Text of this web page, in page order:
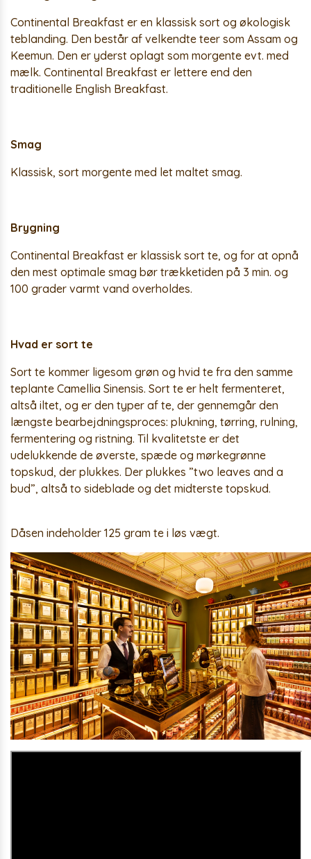
Continental Breakfast er en klassisk sort og økologisk
teblanding. Den består af velkendte teer som Assam og
Keemun. Den er yderst oplagt som morgente evt. med
mælk. Continental Breakfast er lettere end den
traditionelle English Breakfast.
Smag
Klassisk, sort morgente med let maltet smag.
Brygning
Continental Breakfast er klassisk sort te, og for at opnå
den mest optimale smag bør trækketiden på 3 min. og
100 grader varmt vand overholdes.
Hvad er sort te
Sort te kommer ligesom grøn og hvid te fra den samme
teplante Camellia Sinensis. Sort te er helt fermenteret,
altså iltet, og er den typer af te, der gennemgår den
længste bearbejdningsproces: plukning, tørring, rulning,
fermentering og ristning. Til kvalitetste er det
udelukkende de øverste, spæde og mørkegrønne
topskud, der plukkes. Der plukkes ”two leaves and a
bud”, altså to sideblade og det midterste topskud.
Dåsen indeholder 125 gram te i løs vægt.